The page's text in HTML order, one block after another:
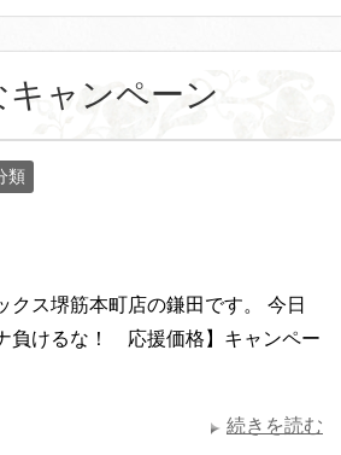
ャンペーン
類
クス堺筋本町店の鎌田です。 今日
負けるな！ 応援価格】キャンペー
続きを読む